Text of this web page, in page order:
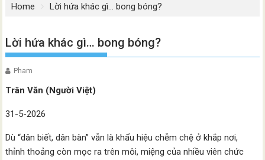
Home Lời hứa khác gì… bong bóng?
Lời hứa khác gì… bong bóng?
Pham
Trân Văn (Người Việt)
31-5-2026
Dù “dân biết, dân bàn” vẫn là khẩu hiệu chễm chệ ở khắp nơi,
thỉnh thoảng còn mọc ra trên môi, miệng của nhiều viên chức